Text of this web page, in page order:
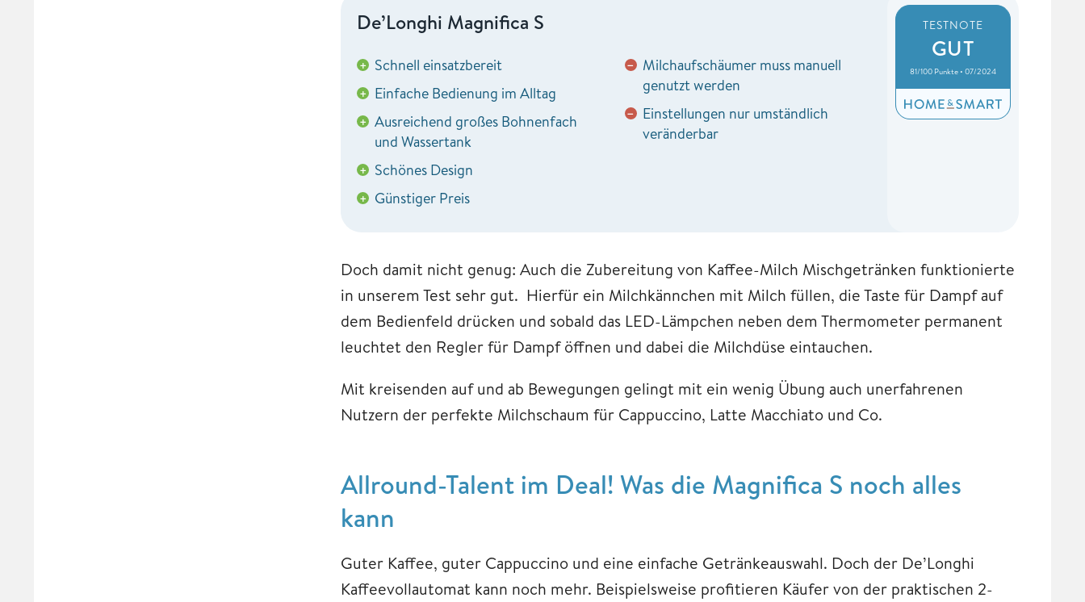
De’Longhi Magnifica S
+ Schnell einsatzbereit
+ Einfache Bedienung im Alltag
+ Ausreichend großes Bohnenfach
und Wassertank
+ Schönes Design
+ Günstiger Preis
− Milchaufschäumer muss manuell
genutzt werden
− Einstellungen nur umständlich
veränderbar
TESTNOTE
GUT
81/100 Punkte • 07/2024
Doch damit nicht genug: Auch die Zubereitung von Kaffee-Milch Mischgetränken funktionierte
in unserem Test sehr gut. Hierfür ein Milchkännchen mit Milch füllen, die Taste für Dampf auf
dem Bedienfeld drücken und sobald das LED-Lämpchen neben dem Thermometer permanent
leuchtet den Regler für Dampf öffnen und dabei die Milchdüse eintauchen.
Mit kreisenden auf und ab Bewegungen gelingt mit ein wenig Übung auch unerfahrenen
Nutzern der perfekte Milchschaum für Cappuccino, Latte Macchiato und Co.
Allround-Talent im Deal! Was die Magnifica S noch alles
kann
Guter Kaffee, guter Cappuccino und eine einfache Getränkeauswahl. Doch der De’Longhi
Kaffeevollautomat kann noch mehr. Beispielsweise profitieren Käufer von der praktischen 2-